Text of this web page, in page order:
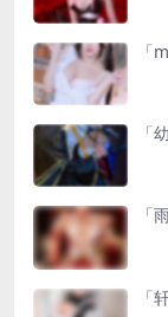
「
「
「
「